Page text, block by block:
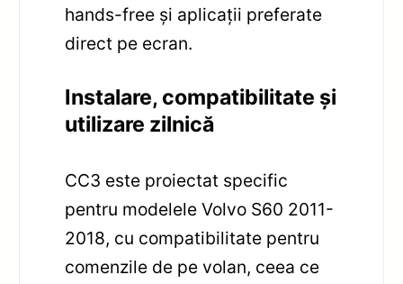
hands-free și aplicații preferate
direct pe ecran.
Instalare, compatibilitate și
utilizare zilnică
CC3 este proiectat specific
pentru modelele Volvo S60 2011-
2018, cu compatibilitate pentru
comenzile de pe volan, ceea ce